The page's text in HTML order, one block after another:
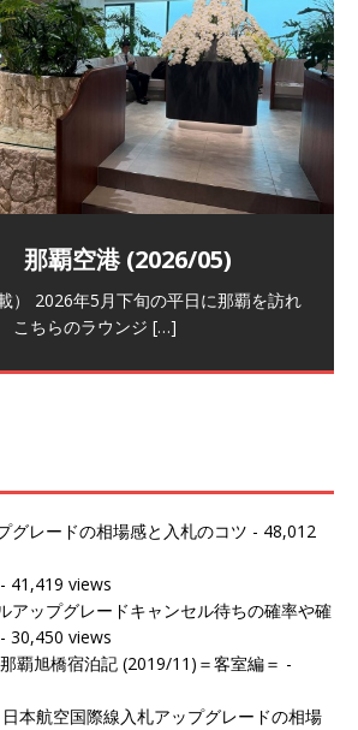
・マリオットの戦略パー
によるFOP無料付与とス
チ
那覇空港 (2026/05)
） 2026年5月下旬の平日に那覇を訪れ
こちらのラウンジ […]
Lounge スワ
際空港国内線ラウンジ
空港国際線ファースト
ジ (2026/01)
） 2026年1月、毎年恒例の新年の羽田
ウェイズ スワンナプー
内線ラウンジ (2026/01)
） 2026年1月上旬にバンコク経由でチ
グレードの相場感と入札のコツ - 48,012
- 41,419 views
アップグレードキャンセル待ちの確率や確
- 30,450 views
覇旭橋宿泊記 (2019/11)＝客室編＝ -
本航空国際線入札アップグレードの相場